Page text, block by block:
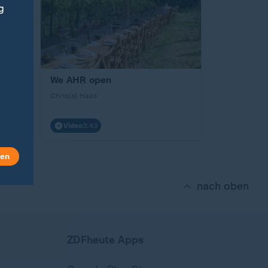
We AHR open
Video3:43
nach oben